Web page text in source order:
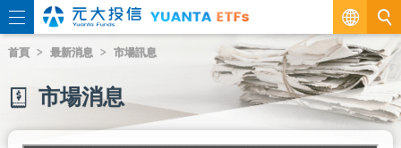
繁
EN
首頁 最新消息 市場訊息
市場消息